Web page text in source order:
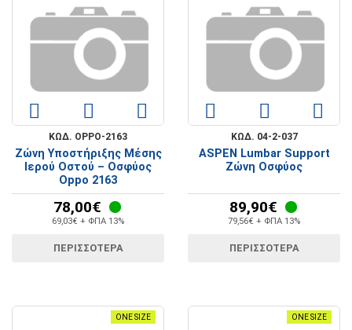
ΚΩΔ. OPPO-2163
Ζώνη Υποστήριξης Μέσης
Ιερού Οστού – Οσφύος
Oppo 2163
78,00€
69,03€ + ΦΠΑ 13%
ΠΕΡΙΣΣΟΤΕΡΑ
ΚΩΔ. 04-2-037
ASPEN Lumbar Support
Ζώνη Οσφύος
89,90€
79,56€ + ΦΠΑ 13%
ΠΕΡΙΣΣΟΤΕΡΑ
ONE SIZE ONE SIZE